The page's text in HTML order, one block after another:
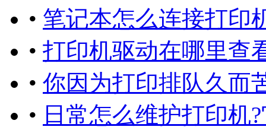
• 笔记本怎么连接打印
• 打印机驱动在哪里查
• 你因为打印排队久而
• 日常怎么维护打印机